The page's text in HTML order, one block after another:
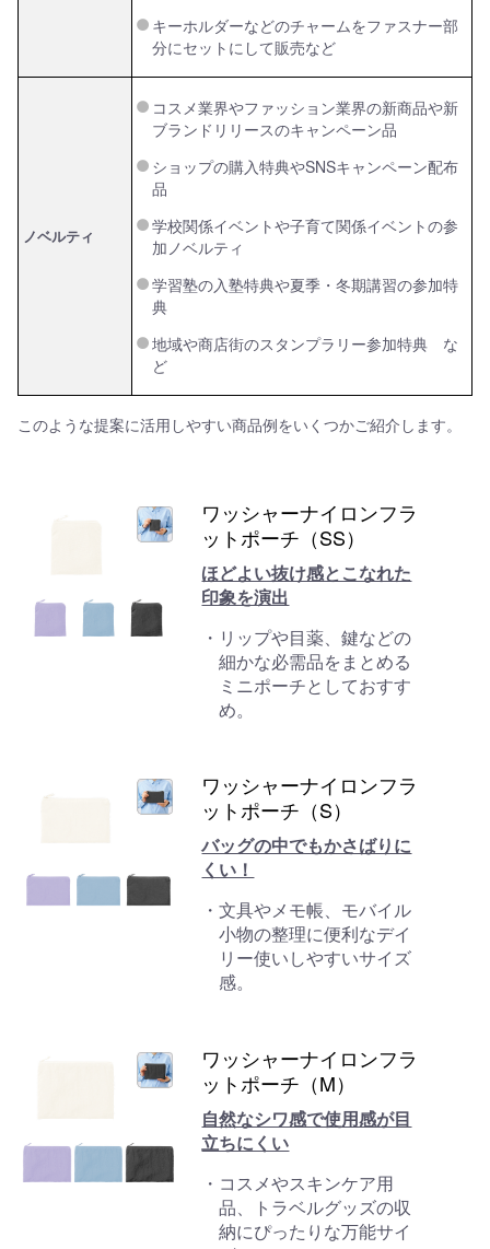
キーホルダーなどのチャームをファスナー部
分にセットにして販売など
ノベルティ
コスメ業界やファッション業界の新商品や新
ブランドリリースのキャンペーン品
ショップの購入特典やSNSキャンペーン配布
品
学校関係イベントや子育て関係イベントの参
加ノベルティ
学習塾の入塾特典や夏季・冬期講習の参加特
典
地域や商店街のスタンプラリー参加特典 な
ど
このような提案に活用しやすい商品例をいくつかご紹介します。
ワッシャーナイロンフラ
ットポーチ（SS）
ほどよい抜け感とこなれた
印象を演出
リップや目薬、鍵などの
細かな必需品をまとめる
ミニポーチとしておすす
め。
ワッシャーナイロンフラ
ットポーチ（S）
バッグの中でもかさばりに
くい！
文具やメモ帳、モバイル
小物の整理に便利なデイ
リー使いしやすいサイズ
感。
ワッシャーナイロンフラ
ットポーチ（M）
自然なシワ感で使用感が目
立ちにくい
コスメやスキンケア用
品、トラベルグッズの収
納にぴったりな万能サイ